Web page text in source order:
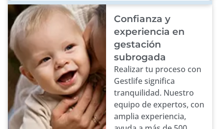
Confianza y
experiencia en
gestación
subrogada
Realizar tu proceso con
Gestlife significa
tranquilidad. Nuestro
equipo de expertos, con
amplia experiencia,